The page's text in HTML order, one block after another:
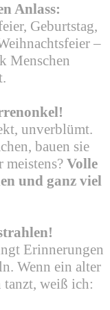
Anlass:
Geburtstag,
–
Menschen
unverblümt.
bauen sie
Volle
und ganz viel
Erinnerungen
Wenn ein alter
weiß ich: